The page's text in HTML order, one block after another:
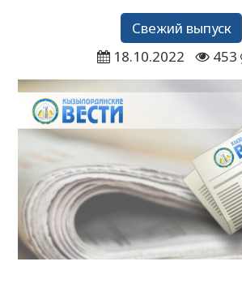
Свежий выпуск
18.10.2022
453